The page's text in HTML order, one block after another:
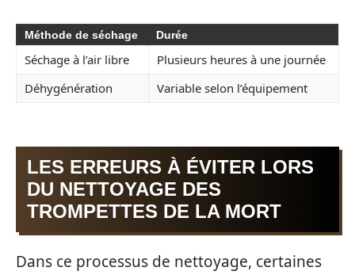
Méthode de séchage Durée
Séchage à l’air libre
Plusieurs heures à une journée
Déhygénération
Variable selon l’équipement
LES ERREURS À ÉVITER LORS
DU NETTOYAGE DES
TROMPETTES DE LA MORT
Dans ce processus de nettoyage, certaines